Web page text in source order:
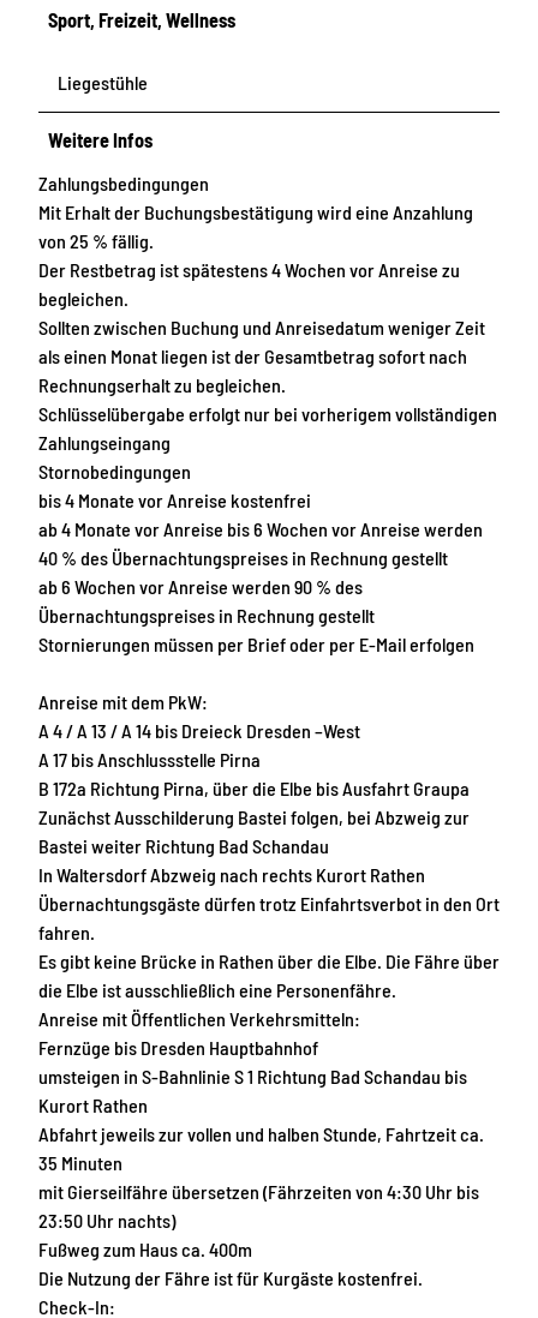
Sport, Freizeit, Wellness
Liegestühle
Weitere Infos
Zahlungsbedingungen
Mit Erhalt der Buchungsbestätigung wird eine Anzahlung
von 25 % fällig.
Der Restbetrag ist spätestens 4 Wochen vor Anreise zu
begleichen.
Sollten zwischen Buchung und Anreisedatum weniger Zeit
als einen Monat liegen ist der Gesamtbetrag sofort nach
Rechnungserhalt zu begleichen.
Schlüsselübergabe erfolgt nur bei vorherigem vollständigen
Zahlungseingang
Stornobedingungen
bis 4 Monate vor Anreise kostenfrei
ab 4 Monate vor Anreise bis 6 Wochen vor Anreise werden
40 % des Übernachtungspreises in Rechnung gestellt
ab 6 Wochen vor Anreise werden 90 % des
Übernachtungspreises in Rechnung gestellt
Stornierungen müssen per Brief oder per E-Mail erfolgen
Anreise mit dem PkW:
A 4 / A 13 / A 14 bis Dreieck Dresden –West
A 17 bis Anschlussstelle Pirna
B 172a Richtung Pirna, über die Elbe bis Ausfahrt Graupa
Zunächst Ausschilderung Bastei folgen, bei Abzweig zur
Bastei weiter Richtung Bad Schandau
In Waltersdorf Abzweig nach rechts Kurort Rathen
Übernachtungsgäste dürfen trotz Einfahrtsverbot in den Ort
fahren.
Es gibt keine Brücke in Rathen über die Elbe. Die Fähre über
die Elbe ist ausschließlich eine Personenfähre.
Anreise mit Öffentlichen Verkehrsmitteln:
Fernzüge bis Dresden Hauptbahnhof
umsteigen in S-Bahnlinie S 1 Richtung Bad Schandau bis
Kurort Rathen
Abfahrt jeweils zur vollen und halben Stunde, Fahrtzeit ca.
35 Minuten
mit Gierseilfähre übersetzen (Fährzeiten von 4:30 Uhr bis
23:50 Uhr nachts)
Fußweg zum Haus ca. 400m
Die Nutzung der Fähre ist für Kurgäste kostenfrei.
Check-In: